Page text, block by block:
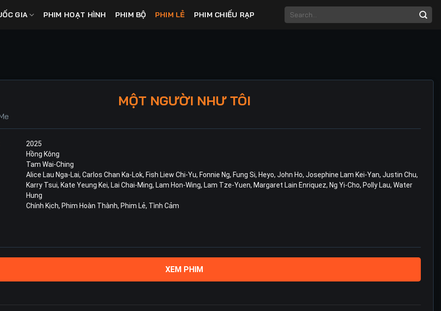
GIA PHIM HOẠT HÌNH PHIM BỘ PHIM LẺ PHIM CHIẾU RẠP
MỘT NGƯỜI NHƯ TÔI
2025
Hồng Kông
Tam Wai-Ching
Alice Lau Nga-Lai, Carlos Chan Ka-Lok, Fish Liew Chi-Yu, Fonnie Ng, Fung Si, Heyo, John Ho, Josephine Lam Kei-Yan, Justin Chu,
Karry Tsui, Kate Yeung Kei, Lai Chai-Ming, Lam Hon-Wing, Lam Tze-Yuen, Margaret Lain Enriquez, Ng Yi-Cho, Polly Lau, Water
Hung
Chính Kịch, Phim Hoàn Thành, Phim Lẻ, Tình Cảm
XEM PHIM